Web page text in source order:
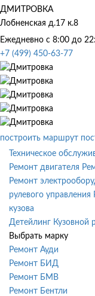
ДМИТРОВКА
Лобненская д.17 к.8
Ежедневно с 8:00 до
+7 (499) 450-63-77
построить маршрут
Техническое
Ремонт двигателя
Ремонт
рулевого управления
кузова
Детейлинг Кузовной
Выбрать марку
Ремонт Ауди
Ремонт БИД
Ремонт БМВ
Ремонт Бентли